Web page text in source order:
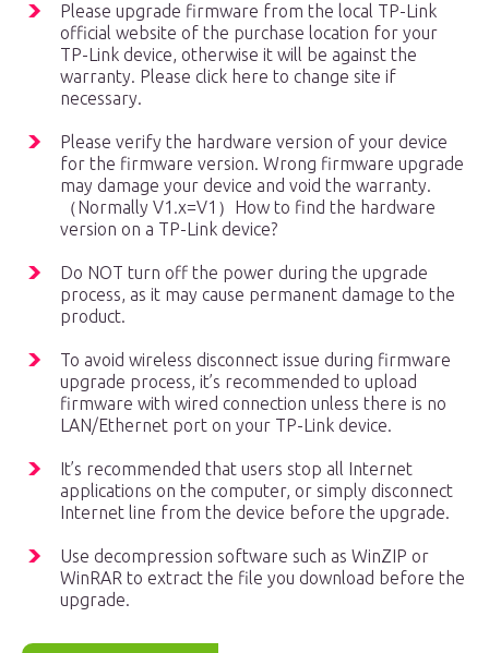
Please upgrade firmware from the local TP-Link
official website of the purchase location for your
TP-Link device, otherwise it will be against the
warranty. Please click here to change site if
necessary.
Please verify the hardware version of your device
for the firmware version. Wrong firmware upgrade
may damage your device and void the warranty.
（Normally V1.x=V1）How to find the hardware
version on a TP-Link device?
Do NOT turn off the power during the upgrade
process, as it may cause permanent damage to the
product.
To avoid wireless disconnect issue during firmware
upgrade process, it’s recommended to upload
firmware with wired connection unless there is no
LAN/Ethernet port on your TP-Link device.
It’s recommended that users stop all Internet
applications on the computer, or simply disconnect
Internet line from the device before the upgrade.
Use decompression software such as WinZIP or
WinRAR to extract the file you download before the
upgrade.